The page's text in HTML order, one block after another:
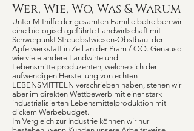
Wer, Wie, Wo, Was & Warum
Unter Mithilfe der gesamten Familie betreiben wir
eine biologisch geführte Landwirtschaft mit
Schwerpunkt Streuobstwiesen-Obstbau, der
Apfelwerkstatt in Zell an der Pram / OÖ. Genauso
wie viele andere Landwirte und
Lebensmittelproduzenten, welche sich der
aufwendigen Herstellung von echten
LEBENSMITTELN verschrieben haben, stehen wir
aber im direkten Wettbewerb mit einer stark
industrialisierten Lebensmittelproduktion mit
dickem Werbebudget.
Im Vergleich zur Industrie können wir nur